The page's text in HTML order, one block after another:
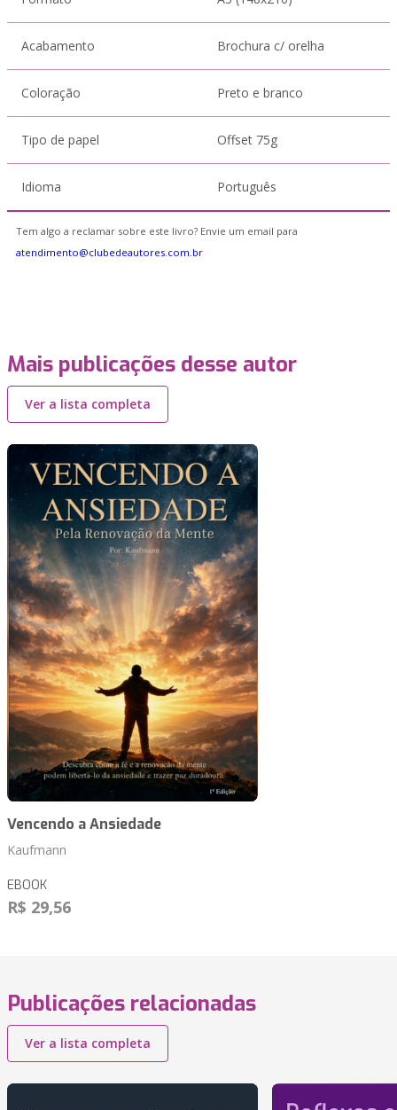
Acabamento Brochura c/ orelha
Coloração Preto e branco
Tipo de papel Offset 75g
Idioma Português
Tem algo a reclamar sobre este livro? Envie um email para
atendimento@clubedeautores.com.br
Mais publicações desse autor
Ver a lista completa
Vencendo a Ansiedade
Kaufmann
EBOOK
R$ 29,56
Publicações relacionadas
Ver a lista completa